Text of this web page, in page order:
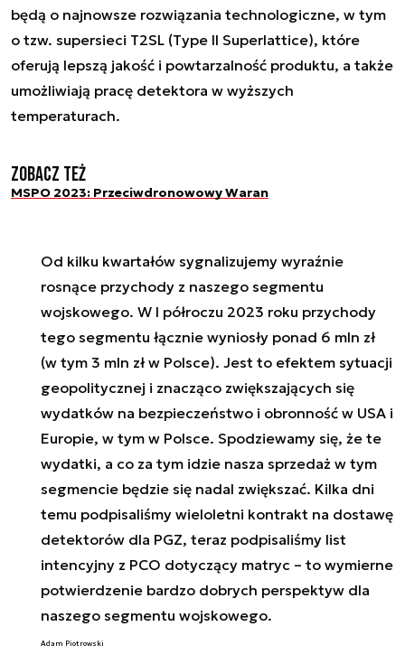
będą o najnowsze rozwiązania technologiczne, w tym
o tzw. supersieci T2SL (Type II Superlattice), które
oferują lepszą jakość i powtarzalność produktu, a także
umożliwiają pracę detektora w wyższych
temperaturach.
Zobacz też
MSPO 2023: Przeciwdronowowy Waran
Od kilku kwartałów sygnalizujemy wyraźnie
rosnące przychody z naszego segmentu
wojskowego. W I półroczu 2023 roku przychody
tego segmentu łącznie wyniosły ponad 6 mln zł
(w tym 3 mln zł w Polsce). Jest to efektem sytuacji
geopolitycznej i znacząco zwiększających się
wydatków na bezpieczeństwo i obronność w USA i
Europie, w tym w Polsce. Spodziewamy się, że te
wydatki, a co za tym idzie nasza sprzedaż w tym
segmencie będzie się nadal zwiększać. Kilka dni
temu podpisaliśmy wieloletni kontrakt na dostawę
detektorów dla PGZ, teraz podpisaliśmy list
intencyjny z PCO dotyczący matryc – to wymierne
potwierdzenie bardzo dobrych perspektyw dla
naszego segmentu wojskowego.
Adam Piotrowski